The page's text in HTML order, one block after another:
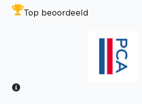
Top beoordeeld